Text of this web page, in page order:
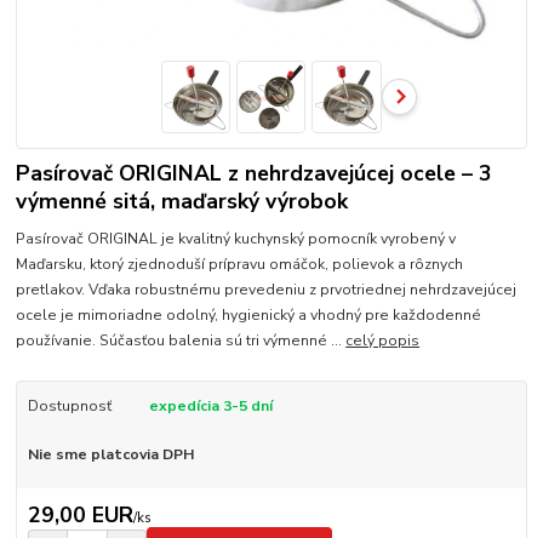
Pasírovač ORIGINAL z nehrdzavejúcej ocele – 3
výmenné sitá, maďarský výrobok
Pasírovač ORIGINAL je kvalitný kuchynský pomocník vyrobený v
Maďarsku, ktorý zjednoduší prípravu omáčok, polievok a rôznych
pretlakov. Vďaka robustnému prevedeniu z prvotriednej nehrdzavejúcej
ocele je mimoriadne odolný, hygienický a vhodný pre každodenné
používanie. Súčasťou balenia sú tri výmenné ... celý popis
Dostupnosť expedícia 3-5 dní
Nie sme platcovia DPH
29,00 EUR/ks